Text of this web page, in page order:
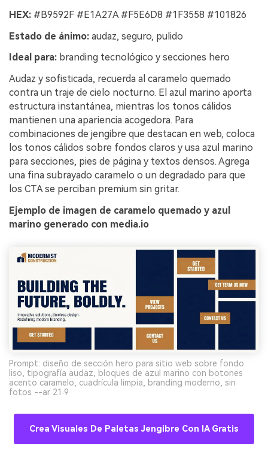
HEX: #B9592F #E1A27A #F5E6D8 #1F3558 #101826
Estado de ánimo: audaz, seguro, pulido
Ideal para: branding tecnológico y secciones hero
Audaz y sofisticada, recuerda al caramelo quemado
contra un traje de cielo nocturno. El azul marino aporta
estructura instantánea, mientras los tonos cálidos
mantienen una apariencia acogedora. Para
combinaciones de jengibre que destacan en web, coloca
los tonos cálidos sobre fondos claros y usa azul marino
para secciones, pies de página y textos densos. Agrega
una fina subrayado caramelo o un degradado para que
los CTA se perciban premium sin gritar.
Ejemplo de imagen de caramelo quemado y azul
marino generado con media.io
Prompt: diseño de sección hero para sitio web sobre fondo
liso, tipografía audaz, bloques de azul marino con botones
acento caramelo, cuadrícula limpia, branding moderno, sin
fotos --ar 21:9
Crea Visuales De Paletas Jengibre Con IA Gratis